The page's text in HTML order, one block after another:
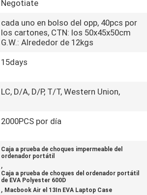
Negotiate
cada uno en bolso del opp, 40pcs por
los cartones, CTN: los 50x45x50cm
G.W.: Alrededor de 12kgs
15days
LC, D/A, D/P, T/T, Western Union,
2000PCS por día
Caja a prueba de choques impermeable del
ordenador portátil
,
Caja a prueba de choques del ordenador portátil
de EVA Polyester 600D
, Macbook Air el 13In EVA Laptop Case